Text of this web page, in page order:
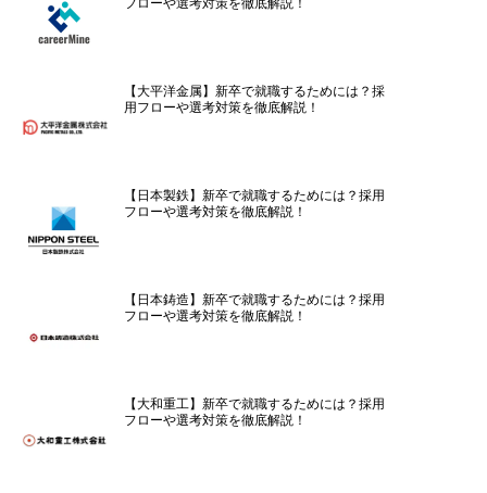
フローや選考対策を徹底解説！
【大平洋金属】新卒で就職するためには？採
用フローや選考対策を徹底解説！
【日本製鉄】新卒で就職するためには？採用
フローや選考対策を徹底解説！
【日本鋳造】新卒で就職するためには？採用
フローや選考対策を徹底解説！
【大和重工】新卒で就職するためには？採用
フローや選考対策を徹底解説！